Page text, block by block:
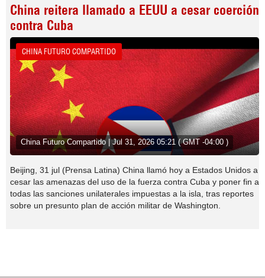
China reitera llamado a EEUU a cesar coerción
contra Cuba
CHINA FUTURO COMPARTIDO
China Futuro Compartido | Jul 31, 2026 05:21 ( GMT -04:00 )
Beijing, 31 jul (Prensa Latina) China llamó hoy a Estados Unidos a
cesar las amenazas del uso de la fuerza contra Cuba y poner fin a
todas las sanciones unilaterales impuestas a la isla, tras reportes
sobre un presunto plan de acción militar de Washington.